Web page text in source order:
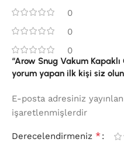
0
0
0
“Arow Snug Vakum
yorum yapan ilk kişi siz olun
E-posta adresiniz
işaretlenmişlerdir
Derecelendirmeniz *